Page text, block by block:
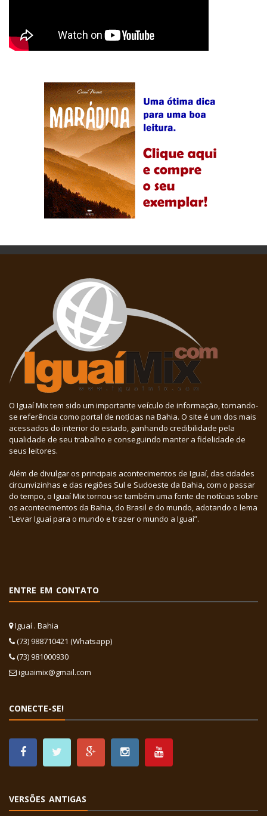
O Iguaí Mix tem sido um importante veículo de informação, tornando-
se referência como portal de notícias na Bahia. O site é um dos mais
acessados do interior do estado, ganhando credibilidade pela
qualidade de seu trabalho e conseguindo manter a fidelidade de
seus leitores.
Além de divulgar os principais acontecimentos de Iguaí, das cidades
circunvizinhas e das regiões Sul e Sudoeste da Bahia, com o passar
do tempo, o Iguaí Mix tornou-se também uma fonte de notícias sobre
os acontecimentos da Bahia, do Brasil e do mundo, adotando o lema
“Levar Iguaí para o mundo e trazer o mundo a Iguaí”.
ENTRE EM CONTATO
Iguaí . Bahia
(73) 988710421 (Whatsapp)
(73) 981000930
iguaimix@gmail.com
CONECTE-SE!
VERSÕES ANTIGAS